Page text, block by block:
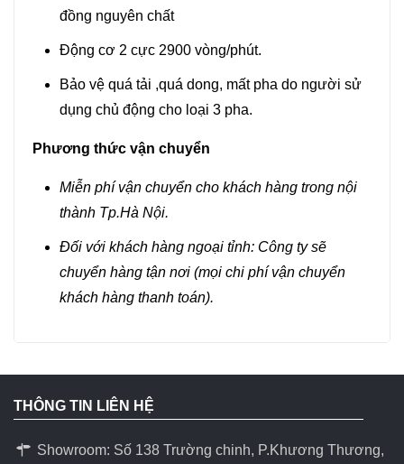
đồng nguyên chất
Động cơ 2 cực 2900 vòng/phút.
Bảo vệ quá tải ,quá dong, mất pha do người sử
dụng chủ động cho loại 3 pha.
Phương thức vận chuyển
Miễn phí vận chuyển cho khách hàng trong nội
thành Tp.Hà Nội.
Đối với khách hàng ngoại tỉnh: Công ty sẽ
chuyển hàng tận nơi (mọi chi phí vận chuyển
khách hàng thanh toán).
THÔNG TIN LIÊN HỆ
Showroom: Số 138 Trường chinh, P.Khương Thương,